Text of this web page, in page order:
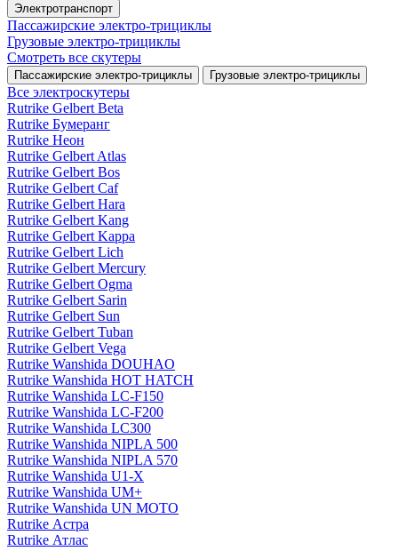
Электротранспорт
Пассажирские электро‑трициклы
Грузовые электро‑трициклы
Смотреть все скутеры
Пассажирские электро‑трициклы Грузовые электро‑трициклы
Все электро­скутеры
Rutrike Gelbert Beta
Rutrike Бумеранг
Rutrike Неон
Rutrike Gelbert Atlas
Rutrike Gelbert Bos
Rutrike Gelbert Caf
Rutrike Gelbert Hara
Rutrike Gelbert Kang
Rutrike Gelbert Kappa
Rutrike Gelbert Lich
Rutrike Gelbert Mercury
Rutrike Gelbert Ogma
Rutrike Gelbert Sarin
Rutrike Gelbert Sun
Rutrike Gelbert Tuban
Rutrike Gelbert Vega
Rutrike Wanshida DOUHAO
Rutrike Wanshida HOT HATCH
Rutrike Wanshida LC-F150
Rutrike Wanshida LC-F200
Rutrike Wanshida LC300
Rutrike Wanshida NIPLA 500
Rutrike Wanshida NIPLA 570
Rutrike Wanshida U1-X
Rutrike Wanshida UM+
Rutrike Wanshida UN MOTO
Rutrike Астра
Rutrike Атлас